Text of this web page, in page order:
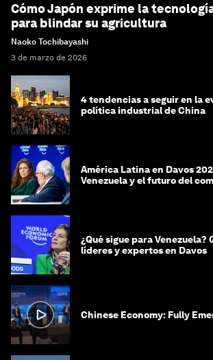
Cómo Japón exprime la
para blindar su agricultura
Naoko Tochibayashi
3 de marzo de 2026
4 tendencias a seguir en la
política industrial de China
América Latina en Davos
Venezuela y el futuro del
¿Qué sigue para Venezuela?
líderes y expertos en Davos
Chinese Economy: Fully